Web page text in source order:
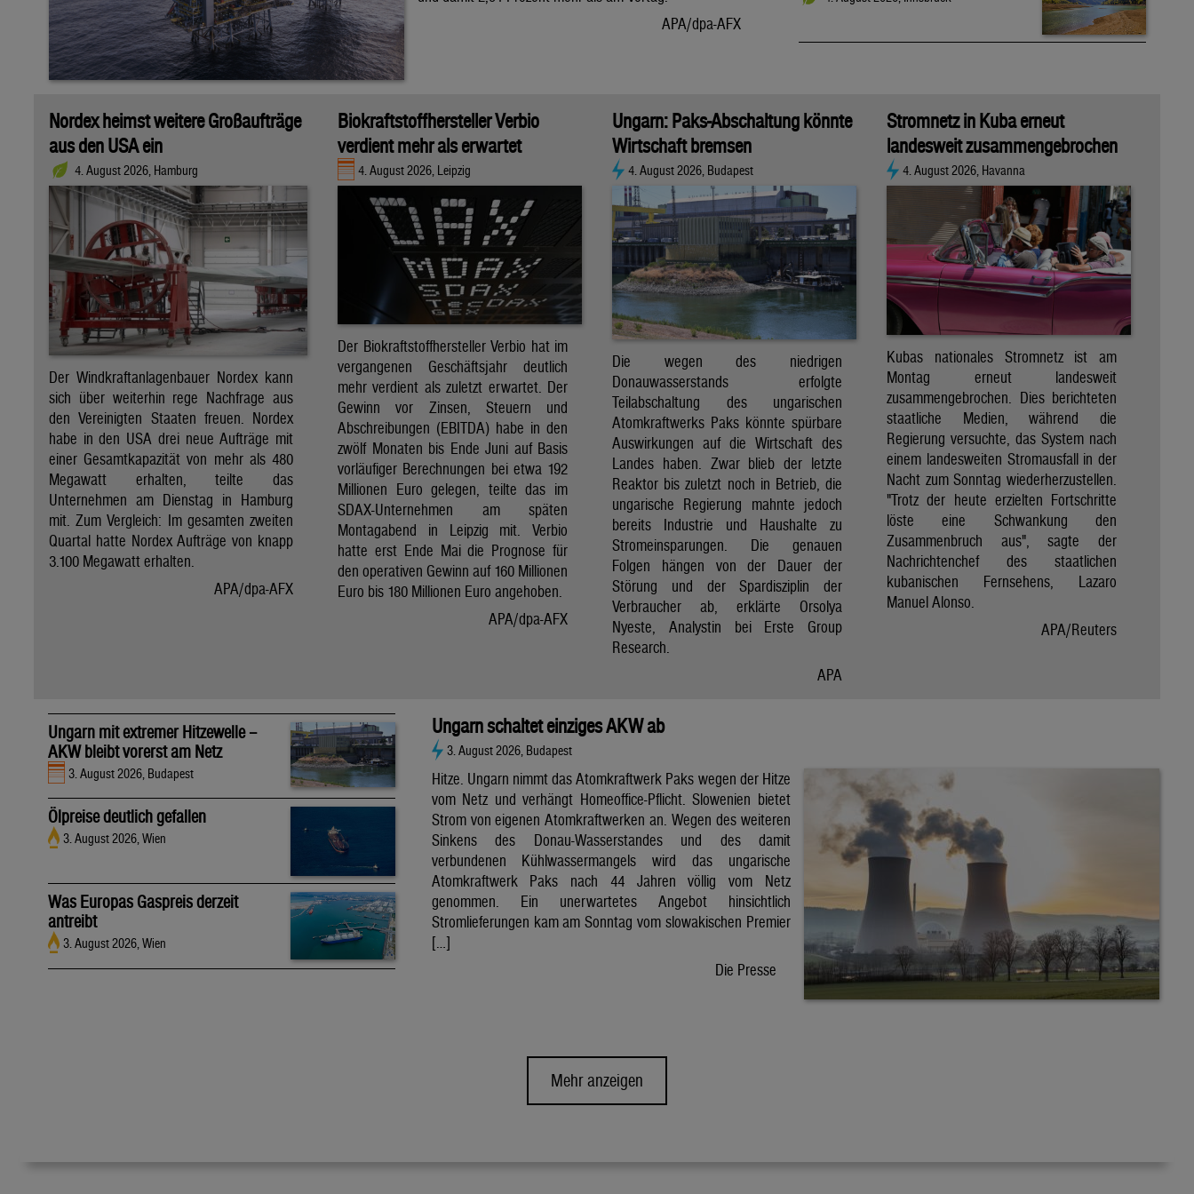
APA/dpa-AFX
Nordex heimst weitere Großaufträge
aus den USA ein
4. August 2026, Hamburg
Der Windkraftanlagenbauer Nordex kann
sich über weiterhin rege Nachfrage aus
den Vereinigten Staaten freuen. Nordex
habe in den USA drei neue Aufträge mit
einer Gesamtkapazität von mehr als 480
Megawatt erhalten, teilte das
Unternehmen am Dienstag in Hamburg
mit. Zum Vergleich: Im gesamten zweiten
Quartal hatte Nordex Aufträge von knapp
3.100 Megawatt erhalten.
APA/dpa-AFX
Biokraftstoffhersteller Verbio
verdient mehr als erwartet
4. August 2026, Leipzig
Der Biokraftstoffhersteller Verbio hat im
vergangenen Geschäftsjahr deutlich
mehr verdient als zuletzt erwartet. Der
Gewinn vor Zinsen, Steuern und
Abschreibungen (EBITDA) habe in den
zwölf Monaten bis Ende Juni auf Basis
vorläufiger Berechnungen bei etwa 192
Millionen Euro gelegen, teilte das im
SDAX-Unternehmen am späten
Montagabend in Leipzig mit. Verbio
hatte erst Ende Mai die Prognose für
den operativen Gewinn auf 160 Millionen
Euro bis 180 Millionen Euro angehoben.
APA/dpa-AFX
Ungarn: Paks-Abschaltung könnte
Wirtschaft bremsen
4. August 2026, Budapest
Die wegen des niedrigen
Donauwasserstands erfolgte
Teilabschaltung des ungarischen
Atomkraftwerks Paks könnte spürbare
Auswirkungen auf die Wirtschaft des
Landes haben. Zwar blieb der letzte
Reaktor bis zuletzt noch in Betrieb, die
ungarische Regierung mahnte jedoch
bereits Industrie und Haushalte zu
Stromeinsparungen. Die genauen
Folgen hängen von der Dauer der
Störung und der Spardisziplin der
Verbraucher ab, erklärte Orsolya
Nyeste, Analystin bei Erste Group
Research.
APA
Stromnetz in Kuba erneut
landesweit zusammengebrochen
4. August 2026, Havanna
Kubas nationales Stromnetz ist am
Montag erneut landesweit
zusammengebrochen. Dies berichteten
staatliche Medien, während die
Regierung versuchte, das System nach
einem landesweiten Stromausfall in der
Nacht zum Sonntag wiederherzustellen.
"Trotz der heute erzielten Fortschritte
löste eine Schwankung den
Zusammenbruch aus", sagte der
Nachrichtenchef des staatlichen
kubanischen Fernsehens, Lazaro
Manuel Alonso.
APA/Reuters
Ungarn mit extremer Hitzewelle –
AKW bleibt vorerst am Netz
3. August 2026, Budapest
Ölpreise deutlich gefallen
3. August 2026, Wien
Was Europas Gaspreis derzeit
antreibt
3. August 2026, Wien
Ungarn schaltet einziges AKW ab
3. August 2026, Budapest
Hitze. Ungarn nimmt das Atomkraftwerk Paks wegen der Hitze
vom Netz und verhängt Homeoffice-Pflicht. Slowenien bietet
Strom von eigenen Atomkraftwerken an. Wegen des weiteren
Sinkens des Donau-Wasserstandes und des damit
verbundenen Kühlwassermangels wird das ungarische
Atomkraftwerk Paks nach 44 Jahren völlig vom Netz
genommen. Ein unerwartetes Angebot hinsichtlich
Stromlieferungen kam am Sonntag vom slowakischen Premier
[…]
Die Presse
Mehr anzeigen